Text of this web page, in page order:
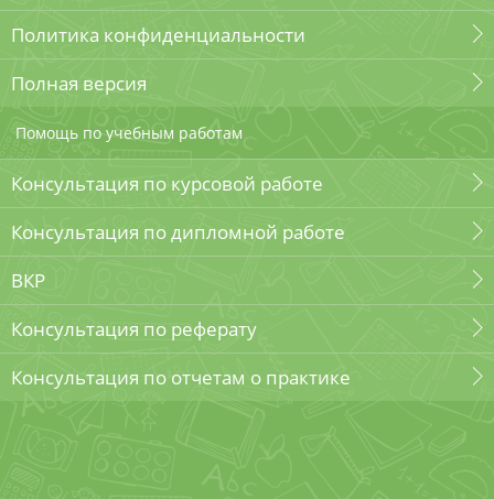
Политика конфиденциальности
Полная версия
Помощь по учебным работам
Консультация по курсовой работе
Консультация по дипломной работе
ВКР
Консультация по реферату
Консультация по отчетам о практике